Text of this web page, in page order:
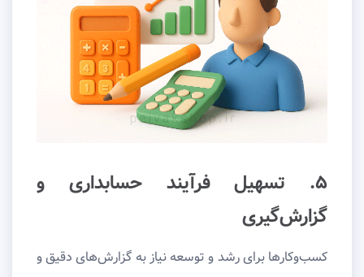
۵. تسهیل فرآیند حسابداری و
گزارش‌گیری
کسب‌وکارها برای رشد و توسعه نیاز به گزارش‌های دقیق و